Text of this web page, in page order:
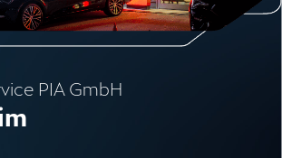
PIA GmbH